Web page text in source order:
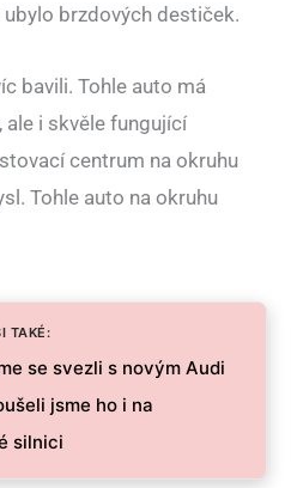
ubylo brzdových destiček.
bavili. Tohle auto má
ale i skvěle fungující
centrum na okruhu
Tohle auto na okruhu
TAKÉ:
se svezli s novým Audi
jsme ho i na
silnici